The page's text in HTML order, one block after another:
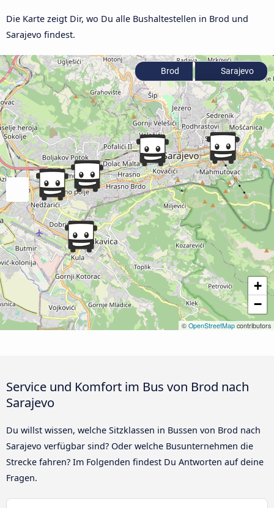
Die Karte zeigt Dir, wo Du alle Bushaltestellen in Brod und
Sarajevo findest.
+
−
© OpenStreetMap contributors
Brod Sarajevo
Service und Komfort im Bus von Brod nach
Sarajevo
Du willst wissen, welche Sitzklassen in Bussen von Brod nach
Sarajevo verfügbar sind? Oder welche Busunternehmen die
Strecke fahren? Im Folgenden findest Du Antworten auf deine
Fragen.